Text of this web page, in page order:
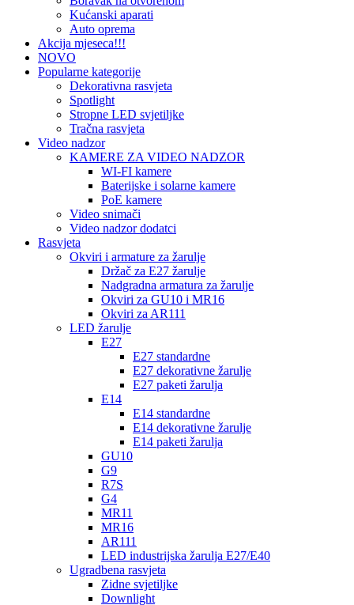
Kućanski aparati
Auto oprema
Akcija mjeseca!!!
NOVO
Popularne kategorije
Dekorativna rasvjeta
Spotlight
Stropne LED svjetiljke
Tračna rasvjeta
Video nadzor
KAMERE ZA VIDEO NADZOR
WI-FI kamere
Baterijske i solarne kamere
PoE kamere
Video snimači
Video nadzor dodatci
Rasvjeta
Okviri i armature za žarulje
Držač za E27 žarulje
Nadgradna armatura za žarulje
Okviri za GU10 i MR16
Okviri za AR111
LED žarulje
E27
E27 standardne
E27 dekorativne žarulje
E27 paketi žarulja
E14
E14 standardne
E14 dekorativne žarulje
E14 paketi žarulja
GU10
G9
R7S
G4
MR11
MR16
AR111
LED industrijska žarulja E27/E40
Ugradbena rasvjeta
Zidne svjetiljke
Downlight